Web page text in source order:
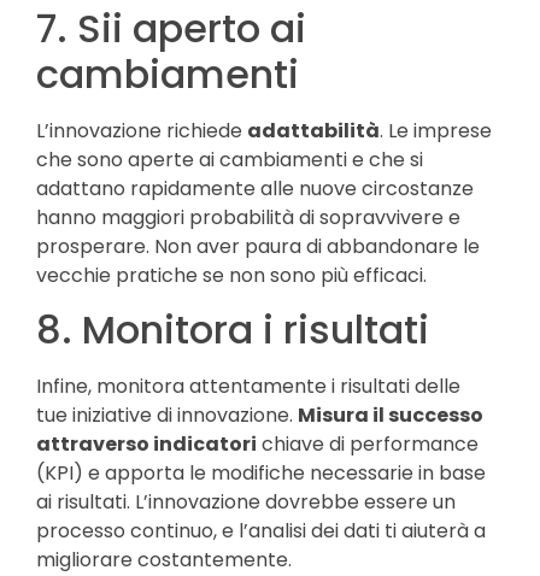
7. Sii aperto ai
cambiamenti
L’innovazione richiede adattabilità. Le imprese
che sono aperte ai cambiamenti e che si
adattano rapidamente alle nuove circostanze
hanno maggiori probabilità di sopravvivere e
prosperare. Non aver paura di abbandonare le
vecchie pratiche se non sono più efficaci.
8. Monitora i risultati
Infine, monitora attentamente i risultati delle
tue iniziative di innovazione. Misura il successo
attraverso indicatori chiave di performance
(KPI) e apporta le modifiche necessarie in base
ai risultati. L’innovazione dovrebbe essere un
processo continuo, e l’analisi dei dati ti aiuterà a
migliorare costantemente.